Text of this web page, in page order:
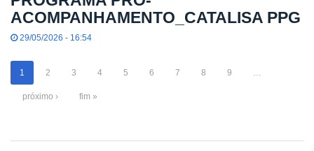
ACOMPANHAMENTO_CATALISA PPG
29/05/2026 - 16:54
1 2 3 4 5 6 7 8 9
próximo › fim »